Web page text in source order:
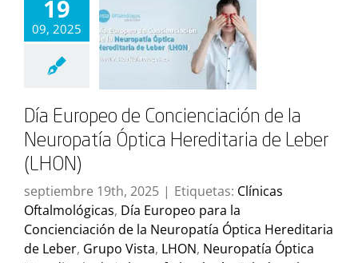
19
09, 2025
Día Europeo de Concienciación de la
Neuropatía Óptica Hereditaria de Leber
(LHON)
septiembre 19th, 2025 | Etiquetas: Clínicas
Oftalmológicas, Día Europeo para la
Concienciación de la Neuropatía Óptica Hereditaria
de Leber, Grupo Vista, LHON, Neuropatía Óptica